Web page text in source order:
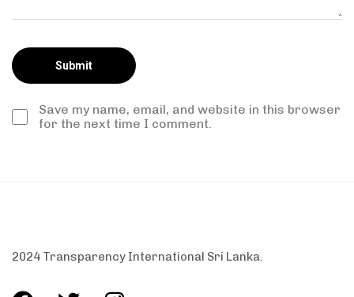
Save my name, email, and website in this browser
for the next time I comment.
2024 Transparency International Sri Lanka.